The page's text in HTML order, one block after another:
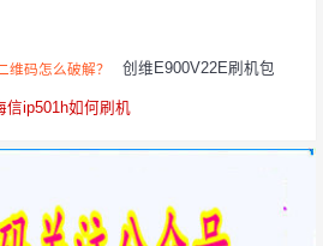
维码怎么破解？ 创维E900V22E刷机包
信ip501h如何刷机